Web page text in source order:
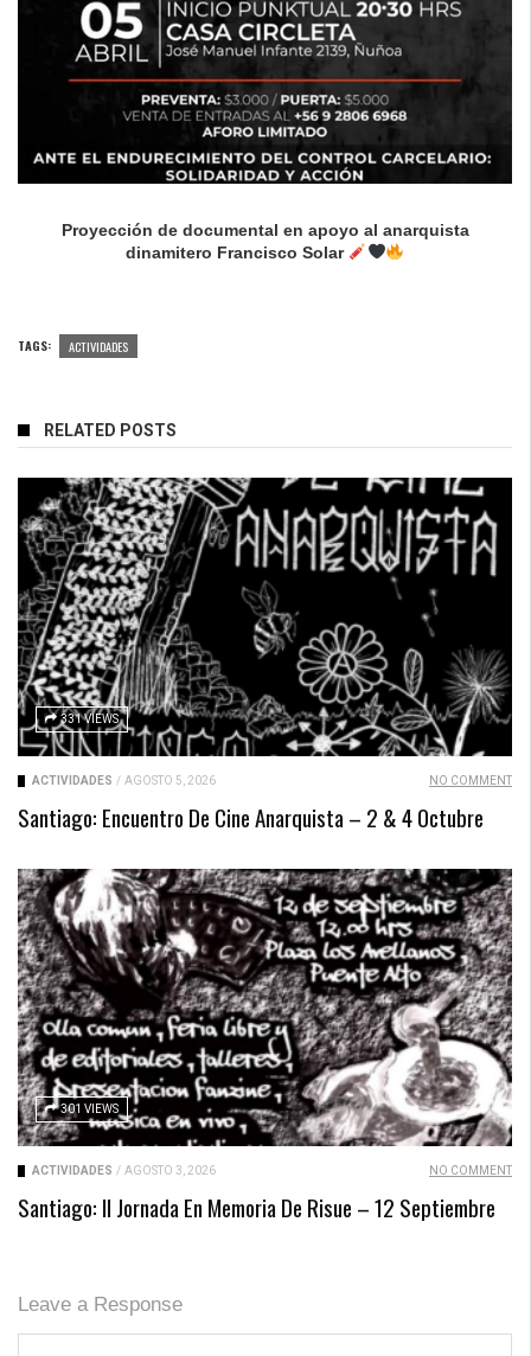
Proyección de documental en apoyo al anarquista
dinamitero Francisco Solar
TAGS: ACTIVIDADES
RELATED POSTS
331 VIEWS
ACTIVIDADES / AGOSTO 5, 2026 NO COMMENT
Santiago: Encuentro De Cine Anarquista – 2 & 4 Octubre
301 VIEWS
ACTIVIDADES / AGOSTO 3, 2026 NO COMMENT
Santiago: II Jornada En Memoria De Risue – 12 Septiembre
Leave a Response